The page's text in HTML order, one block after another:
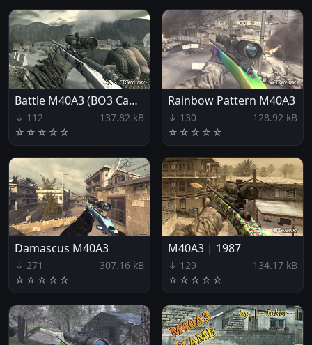
Battle M40A3 (BO3 Camo)
↓ 112
137.82 kB
☆ ☆ ☆ ☆ ☆
Rainbow Pattern M40A3
↓ 130
128.92 kB
☆ ☆ ☆ ☆ ☆
Damascus M40A3
↓ 271
307.16 kB
☆ ☆ ☆ ☆ ☆
M40A3 | 1987
↓ 129
134.17 kB
☆ ☆ ☆ ☆ ☆